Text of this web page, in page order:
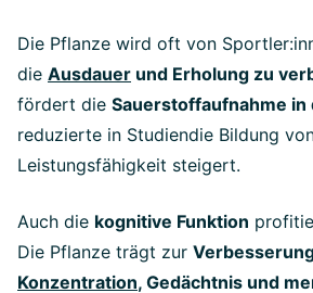
Die Pflanze wird oft von
die Ausdauer und Erholung zu
fördert die Sauerstoffaufnahme in
reduzierte in Studiendie Bildung
Leistungsfähigkeit steigert.
Auch die kognitive Funktion
Die Pflanze trägt zur
Konzentration, Gedächtnis und